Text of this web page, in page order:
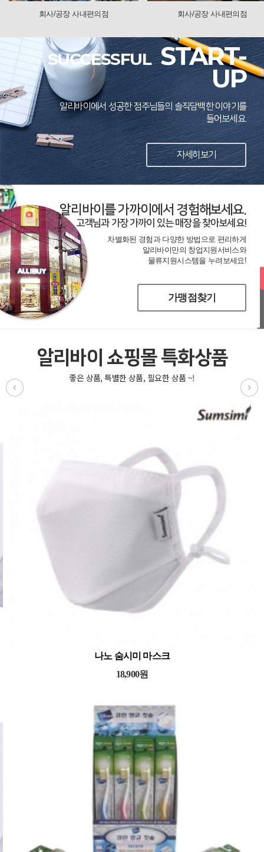
장 사내편의점 회사/공장 사내편의점
SUCCESSFUL START-
UP
알리바이에서 성공한 점주님들의 솔직담백한 이야기를
들어보세요.
자세히보기
알리바이를 가까이에서 경험해보세요.
고객님과 가장 가까이 있는 매장을 찾아보세요!
차별화된 경험과 다양한 방법으로 편리하게
알리바이만의 창업지원서비스와
물류지원시스템을 누려보세요!
가맹점찾기
알리바이 쇼핑몰 특화상품
나노 숨시미 마스크
18,900원